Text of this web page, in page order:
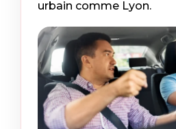
urbain comme Lyon.